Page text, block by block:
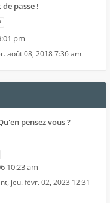
passe !
pm
août 08, 2018 7:36 am
pensez vous ?
10:23 am
, jeu. févr. 02, 2023 12:31